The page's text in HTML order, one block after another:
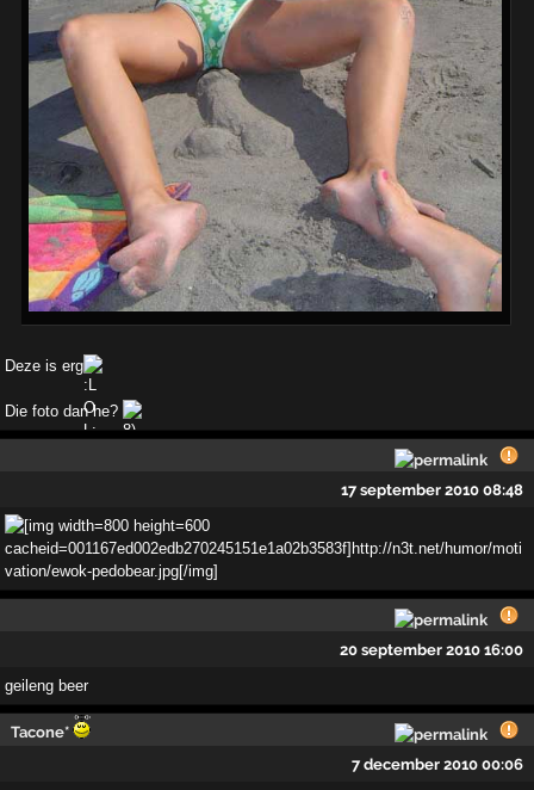
Deze is erg
Die foto dan he?
17 september 2010 08:48
20 september 2010 16:00
geileng beer
Tacone*
7 december 2010 00:06